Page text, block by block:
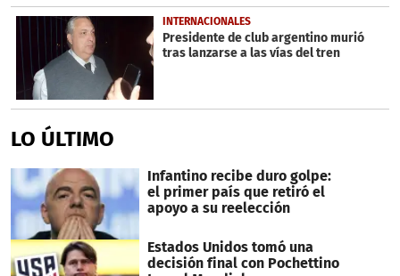
INTERNACIONALES
Presidente de club argentino murió
tras lanzarse a las vías del tren
LO ÚLTIMO
Infantino recibe duro golpe:
el primer país que retiró el
apoyo a su reelección
Estados Unidos tomó una
decisión final con Pochettino